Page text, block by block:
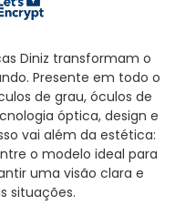
Diniz transformam o
Presente em todo o
de grau, óculos de
óptica, design e
vai além da estética:
o modelo ideal para
uma visão clara e
situações.